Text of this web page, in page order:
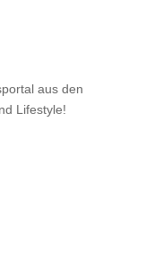
aus den
Lifestyle!